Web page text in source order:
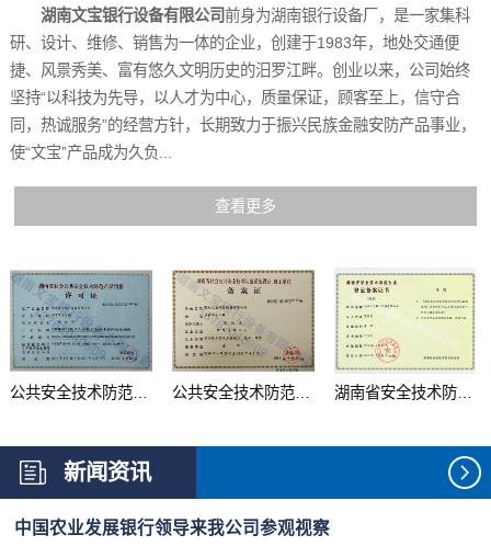
湖南文宝银行设备有限公司前身为湖南银行设备厂，是一家集科
研、设计、维修、销售为一体的企业，创建于1983年，地处交通便
捷、风景秀美、富有悠久文明历史的汨罗江畔。创业以来，公司始终
坚持“以科技为先导，以人才为中心，质量保证，顾客至上，信守合
同，热诚服务”的经营方针，长期致力于振兴民族金融安防产品事业，
使“文宝”产品成为久负...
查看更多
公共安全技术防范产品... 公共安全技术防范系统... 湖南省安全技术防范行...
新闻资讯
中国农业发展银行领导来我公司参观视察